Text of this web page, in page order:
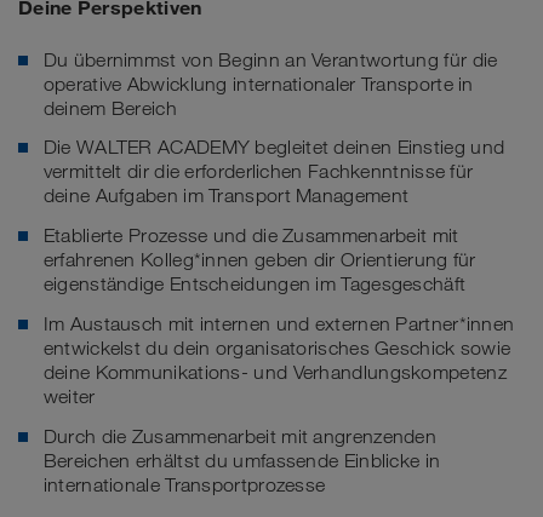
Deine Perspektiven
Du übernimmst von Beginn an Verantwortung für die
operative Abwicklung internationaler Transporte in
deinem Bereich
Die WALTER ACADEMY begleitet deinen Einstieg und
vermittelt dir die erforderlichen Fachkenntnisse für
deine Aufgaben im Transport Management
Etablierte Prozesse und die Zusammenarbeit mit
erfahrenen Kolleg*innen geben dir Orientierung für
eigenständige Entscheidungen im Tagesgeschäft
Im Austausch mit internen und externen Partner*innen
entwickelst du dein organisatorisches Geschick sowie
deine Kommunikations- und Verhandlungskompetenz
weiter
Durch die Zusammenarbeit mit angrenzenden
Bereichen erhältst du umfassende Einblicke in
internationale Transportprozesse